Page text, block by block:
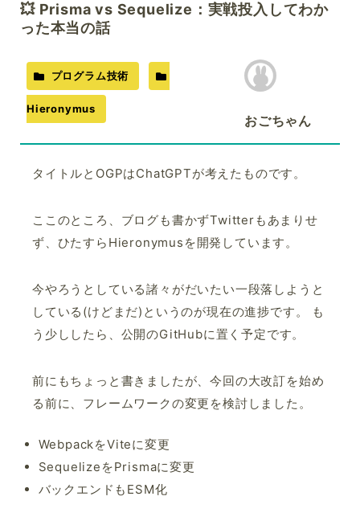
💥 Prisma vs Sequelize：実戦投入してわか
った本当の話
プログラム技術
Hieronymus
おごちゃん
タイトルとOGPはChatGPTが考えたものです。
ここのところ、ブログも書かずTwitterもあまりせ
ず、ひたすらHieronymusを開発しています。
今やろうとしている諸々がだいたい一段落しようと
している(けどまだ)というのが現在の進捗です。 も
う少ししたら、公開のGitHubに置く予定です。
前にもちょっと書きましたが、今回の大改訂を始め
る前に、フレームワークの変更を検討しました。
WebpackをViteに変更
SequelizeをPrismaに変更
バックエンドもESM化